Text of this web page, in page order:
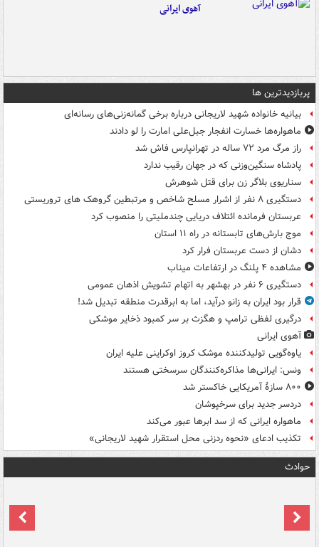
آهوی ایرانی
پربازدیدترین ها
بیانیه خانواده شهید لاریجانی درباره برخی گمانه‌زنی‌های رسانه‌ای
ماهواره‌ها خسارت انفجار جبل‌علی امارت را لو دادند
راز مرگ مرد ۷۲ ساله در تهرانپارس فاش شد
پادشاه سنگین‌وزنی که در جهان رقیب ندارد
سناریوی بلاگر زن برای قتل شوهرش
دستگیری ۸ نفر از اشرار مسلح شاخص و مرتبطین گروهک های تروریستی
عربستان فرمانده ائتلاف دریایی چندملیتی را منصوب کرد
موج بارش‌های تابستانه در راه ۱۱ استان
دشان از دست عربستان فرار کرد
مشاهده ۴ پلنگ در ارتفاعات میناب
دستگیری ۶ نفر در بهشهر به اتهام تشویش اذهان عمومی
قرار بود ایران به زانو درآید، اما به ابرقدرت منطقه تبدیل شد!
درگیری لفظی ترامپ و هگزث بر سر کمبود ذخایر موشکی
آهوی ایرانی
یاوه‌گویی تولیدکننده موشک کروز اوکراینی علیه ایران
ونس: ایرانی‌ها مذاکره‌کنندگان سرسختی هستند
۸۰۰ سازۀ آمریکایی خاکستر شد
دردسر جدید برای سرخپوشان
ماهواره ایرانی که از سد ابرها عبور می‌کند
تکذیب ادعای «نحوه ردزنی محل استقرار شهید لاریجانی»
حوادث